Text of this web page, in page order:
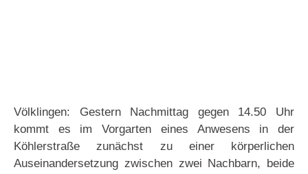
Völklingen: Gestern Nachmittag gegen 14.50 Uhr
kommt es im Vorgarten eines Anwesens in der
Köhlerstraße zunächst zu einer körperlichen
Auseinandersetzung zwischen zwei Nachbarn, beide